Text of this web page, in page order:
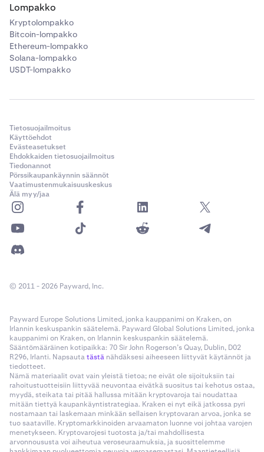
3
Napauta sovelluksen nimeä päästäksesi sen
asetuksiin.
4 EtsiIlmoitukset
ja napauta sitä.
5
Kytke kytkin pois päältä poistaaksesi
1 Avaa Asetukset-sovellus Android-laitteellasi.
2 Vieritä alaspäin ja valitse
hallintalaitteesi versiosta riippuen.
3 Etsi ja napauta Kraken Wallet -sovelluksesi nimeä.
4 Sovellusilmoitukset
tai vastaavaa
Lompakko
Kryptolompakko
Bitcoin-lompakko
Ethereum-lompakko
Solana-lompakko
USDT-lompakko
Tietosuojailmoitus
Käyttöehdot
Evästeasetukset
Ehdokkaiden tietosuojailmoitus
Tiedonannot
Pörssikaupankäynnin säännöt
Vaatimustenmukaisuuskeskus
Älä myy/jaa
© 2011 - 2026 Payward, Inc.
Payward Europe Solutions Limited, jonka kauppanimi on Kraken, on
Irlannin keskuspankin säätelemä. Payward Global Solutions Limited, jonka
kauppanimi on Kraken, on Irlannin keskuspankin säätelemä.
Sääntömääräinen kotipaikka: 70 Sir John Rogerson’s Quay, Dublin, D02
R296, Irlanti. Napsautatästä nähdäksesi aiheeseen liittyvät käytännöt ja
tiedotteet.
Nämä materiaalit ovat vain yleistä tietoa; ne eivät ole sijoituksiin tai
rahoitustuotteisiin liittyvää neuvontaa eivätkä suositus tai kehotus ostaa,
myydä, steikata tai pitää hallussa mitään kryptovaroja tai noudattaa
mitään tiettyä kaupankäyntistrategiaa. Kraken ei nyt eikä jatkossa pyri
nostamaan tai laskemaan minkään sellaisen kryptovaran arvoa, jonka se
tuo saataville. Kryptomarkkinoiden arvaamaton luonne voi johtaa varojen
menetykseen. Kryptovarojesi tuotosta ja/tai mahdollisesta
arvonnoususta voi aiheutua veroseuraamuksia, ja suosittelemme